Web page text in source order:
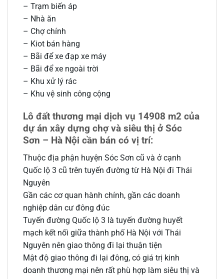
– Trạm biến áp
– Nhà ăn
– Chợ chính
– Kiot bán hàng
– Bãi để xe đạp xe máy
– Bãi để xe ngoài trời
– Khu xử lý rác
– Khu vệ sinh công cộng
Lô đất thương mại dịch vụ 14908 m2 của
dự án xây dựng chợ và siêu thị ở Sóc
Sơn – Hà Nội cần bán có vị trí:
Thuộc địa phận huyện Sóc Sơn cũ và ở cạnh
Quốc lộ 3 cũ trên tuyến đường từ Hà Nội đi Thái
Nguyên
Gần các cơ quan hành chính, gần các doanh
nghiệp dân cư đông đúc
Tuyến đường Quốc lộ 3 là tuyến đường huyết
mạch kết nối giữa thành phố Hà Nội với Thái
Nguyên nên giao thông đi lại thuận tiện
Mật độ giao thông đi lại đông, có giá trị kinh
doanh thương mại nên rất phù hợp làm siêu thị và